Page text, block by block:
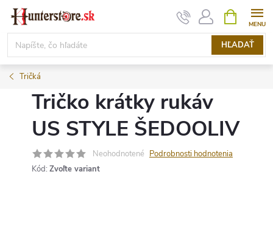
Prejsť
obsah
HĽADAŤ
KOŠÍK
Tričká
Tričko krátky rukáv
US STYLE ŠEDOOLIV
Neohodnotené Podrobnosti hodnotenia
Kód: Zvoľte variant